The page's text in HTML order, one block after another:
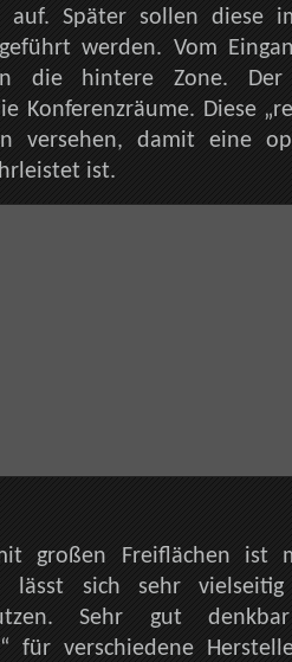
auf. Später sollen diese
werden. Vom
die hintere Zone. Der
Konferenzräume. Diese
versehen, damit eine
ist.
großen Freiflächen ist
lässt sich sehr
Sehr gut
für verschiedene